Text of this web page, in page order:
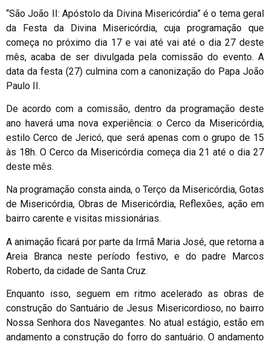
“São João II: Apóstolo da Divina Misericórdia” é o tema geral
da Festa da Divina Misericórdia, cuja programação que
começa no próximo dia 17 e vai até vai até o dia 27 deste
mês, acaba de ser divulgada pela comissão do evento. A
data da festa (27) culmina com a canonização do Papa João
Paulo II.
De acordo com a comissão, dentro da programação deste
ano haverá uma nova experiência: o Cerco da Misericórdia,
estilo Cerco de Jericó, que será apenas com o grupo de 15
às 18h. O Cerco da Misericórdia começa dia 21 até o dia 27
deste mês.
Na programação consta ainda, o Terço da Misericórdia, Gotas
de Misericórdia, Obras de Misericórdia, Reflexões, ação em
bairro carente e visitas missionárias.
A animação ficará por parte da Irmã Maria José, que retorna a
Areia Branca neste período festivo, e do padre Marcos
Roberto, da cidade de Santa Cruz.
Enquanto isso, seguem em ritmo acelerado as obras de
construção do Santuário de Jesus Misericordioso, no bairro
Nossa Senhora dos Navegantes. No atual estágio, estão em
andamento a construção do forro do santuário. O andamento